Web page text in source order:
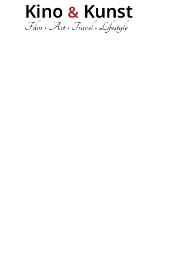
Kino &Kunst
Film • Art • Travel • Lifestyle